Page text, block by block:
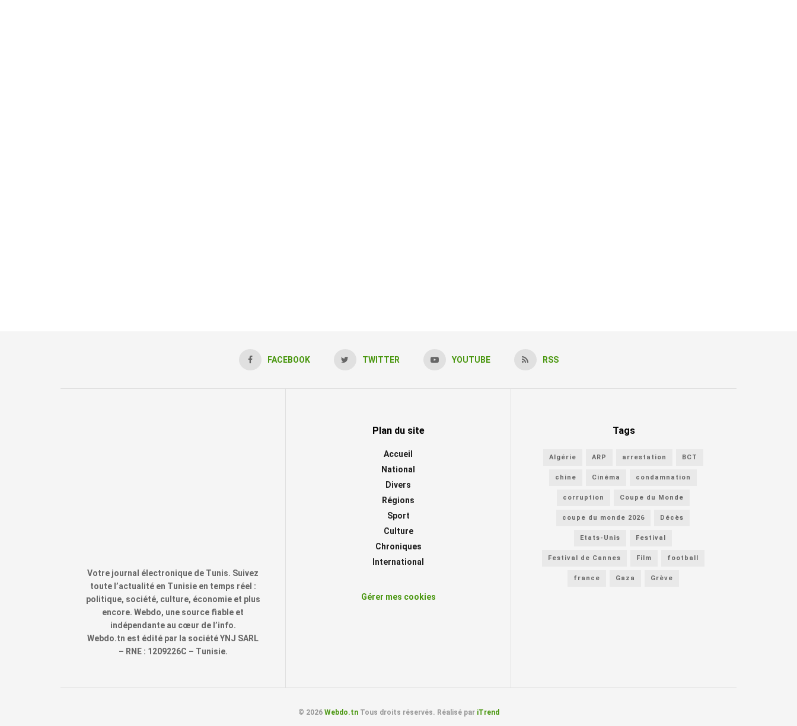
FACEBOOK TWITTER YOUTUBE RSS
Votre journal électronique de Tunis. Suivez
toute l’actualité en Tunisie en temps réel :
politique, société, culture, économie et plus
encore. Webdo, une source fiable et
indépendante au cœur de l’info.
Webdo.tn est édité par la société YNJ SARL
– RNE : 1209226C – Tunisie.
Plan du site
Accueil
National
Divers
Régions
Sport
Culture
Chroniques
International
Gérer mes cookies
Tags
Algérie ARP arrestation BCT
chine Cinéma condamnation
corruption Coupe du Monde
coupe du monde 2026 Décès
Etats-Unis Festival
Festival de Cannes Film football
france Gaza Grève
© 2026 Webdo.tnTous droits réservés. Réalisé par iTrend